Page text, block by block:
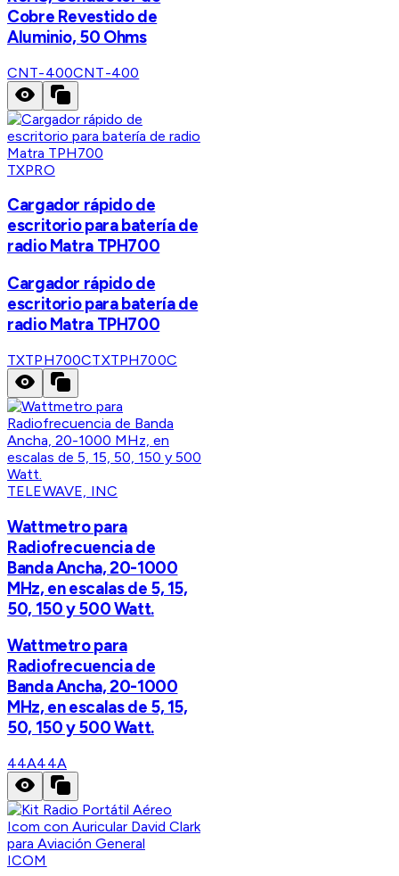
Cobre Revestido de
Aluminio, 50 Ohms
CNT-400CNT-400
TXPRO
Cargador rápido de
escritorio para batería de
radio Matra TPH700
Cargador rápido de
escritorio para batería de
radio Matra TPH700
TXTPH700CTXTPH700C
TELEWAVE, INC
Wattmetro para
Radiofrecuencia de
Banda Ancha, 20-1000
MHz, en escalas de 5, 15,
50, 150 y 500 Watt.
Wattmetro para
Radiofrecuencia de
Banda Ancha, 20-1000
MHz, en escalas de 5, 15,
50, 150 y 500 Watt.
44A44A
ICOM